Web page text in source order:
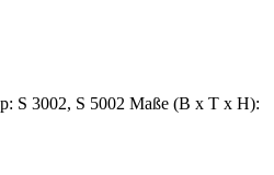
S 3002, S 5002 Maße (B x T x H):